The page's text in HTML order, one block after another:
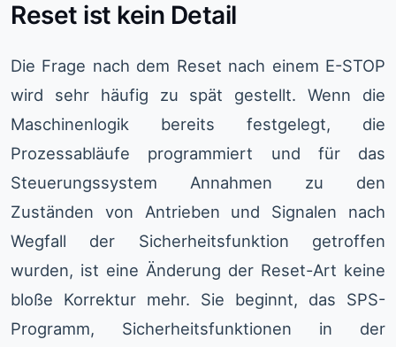
Reset ist kein Detail
Die Frage nach dem Reset nach einem E-STOP
wird sehr häufig zu spät gestellt. Wenn die
Maschinenlogik bereits festgelegt, die
Prozessabläufe programmiert und für das
Steuerungssystem Annahmen zu den
Zuständen von Antrieben und Signalen nach
Wegfall der Sicherheitsfunktion getroffen
wurden, ist eine Änderung der Reset-Art keine
bloße Korrektur mehr. Sie beginnt, das SPS-
Programm, Sicherheitsfunktionen in der